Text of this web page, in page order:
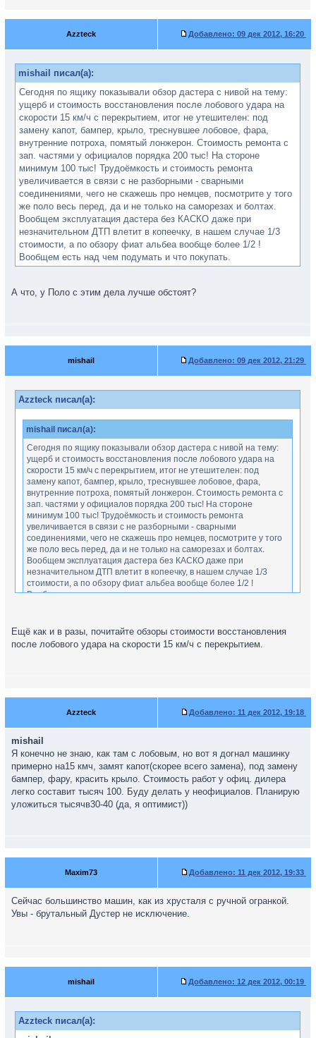
Azzteck Добавлено: 09 дек 2012, 16:20
mishail писал(а):
Сегодня по ящику показывали обзор дастера с нивой на тему:
ущерб и стоимость восстановления после лобового удара на
скорости 15 км/ч с перекрытием, итог не утешителен: под
замену капот, бампер, крыло, треснувшее лобовое, фара,
внутренние потроха, помятый лонжерон. Стоимость ремонта с
зап. частями у официалов порядка 200 тыс! На стороне
минимум 100 тыс! Трудоёмкость и стоимость ремонта
увеличивается в связи с не разборными - сварными
соединениями, чего не скажешь про немцев, посмотрите у того
же поло весь перед, да и не только на саморезах и болтах.
Вообщем эксплуатация дастера без КАСКО даже при
незначительном ДТП влетит в копеечку, в нашем случае 1/3
стоимости, а по обзору фиат альбеа вообще более 1/2 !
Вообщем есть над чем подумать и что покупать.
А что, у Поло с этим дела лучше обстоят?
mishail Добавлено: 09 дек 2012, 21:29
Azzteck писал(а):
mishail писал(а):
Сегодня по ящику показывали обзор дастера с нивой на тему:
ущерб и стоимость восстановления после лобового удара на
скорости 15 км/ч с перекрытием, итог не утешителен: под
замену капот, бампер, крыло, треснувшее лобовое, фара,
внутренние потроха, помятый лонжерон. Стоимость ремонта с
зап. частями у официалов порядка 200 тыс! На стороне
минимум 100 тыс! Трудоёмкость и стоимость ремонта
увеличивается в связи с не разборными - сварными
соединениями, чего не скажешь про немцев, посмотрите у того
же поло весь перед, да и не только на саморезах и болтах.
Вообщем эксплуатация дастера без КАСКО даже при
незначительном ДТП влетит в копеечку, в нашем случае 1/3
стоимости, а по обзору фиат альбеа вообще более 1/2 !
Вообщем есть над чем подумать и что покупать.
А что, у Поло с этим дела лучше обстоят?
Ещё как и в разы, почитайте обзоры стоимости восстановления
после лобового удара на скорости 15 км/ч с перекрытием.
Azzteck Добавлено: 11 дек 2012, 19:18
mishail
Я конечно не знаю, как там с лобовым, но вот я догнал машинку
примерно на15 кмч, замят капот(скорее всего замена), под замену
бампер, фару, красить крыло. Стоимость работ у офиц. дилера
легко составит тысяч 100. Буду делать у неофициалов. Планирую
уложиться тысячв30-40 (да, я оптимист))
Maxim73 Добавлено: 11 дек 2012, 19:33
Сейчас большинство машин, как из хрусталя с ручной огранкой.
Увы - брутальный Дустер не исключение.
mishail Добавлено: 12 дек 2012, 00:19
Azzteck писал(а):